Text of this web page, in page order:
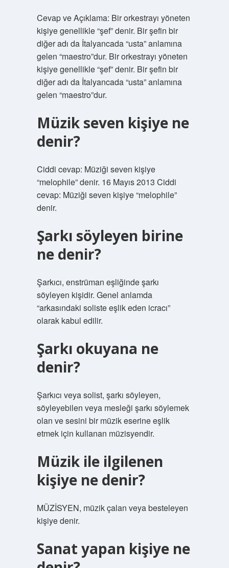
Cevap ve Açıklama: Bir orkestrayı yöneten
kişiye genellikle “şef” denir. Bir şefin bir
diğer adı da İtalyancada “usta” anlamına
gelen “maestro”dur. Bir orkestrayı yöneten
kişiye genellikle “şef” denir. Bir şefin bir
diğer adı da İtalyancada “usta” anlamına
gelen “maestro”dur.
Müzik seven kişiye ne
denir?
Ciddi cevap: Müziği seven kişiye
“melophile” denir. 16 Mayıs 2013 Ciddi
cevap: Müziği seven kişiye “melophile”
denir.
Şarkı söyleyen birine
ne denir?
Şarkıcı, enstrüman eşliğinde şarkı
söyleyen kişidir. Genel anlamda
“arkasındaki soliste eşlik eden icracı”
olarak kabul edilir.
Şarkı okuyana ne
denir?
Şarkıcı veya solist, şarkı söyleyen,
söyleyebilen veya mesleği şarkı söylemek
olan ve sesini bir müzik eserine eşlik
etmek için kullanan müzisyendir.
Müzik ile ilgilenen
kişiye ne denir?
MÜZİSYEN, müzik çalan veya besteleyen
kişiye denir.
Sanat yapan kişiye ne